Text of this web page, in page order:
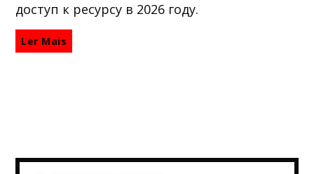
доступ к ресурсу в 2026 году.
Ler Mais